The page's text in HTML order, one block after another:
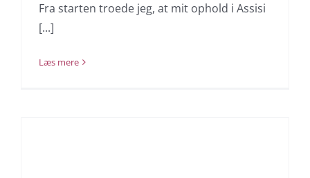
Fra starten troede jeg, at mit ophold i Assisi
[...]
Læs mere